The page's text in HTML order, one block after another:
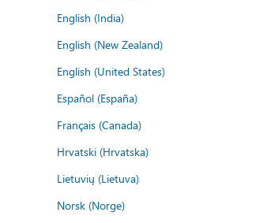
English (India)
English (New Zealand)
English (United States)
Español (España)
Français (Canada)
Hrvatski (Hrvatska)
Lietuvių (Lietuva)
Norsk (Norge)